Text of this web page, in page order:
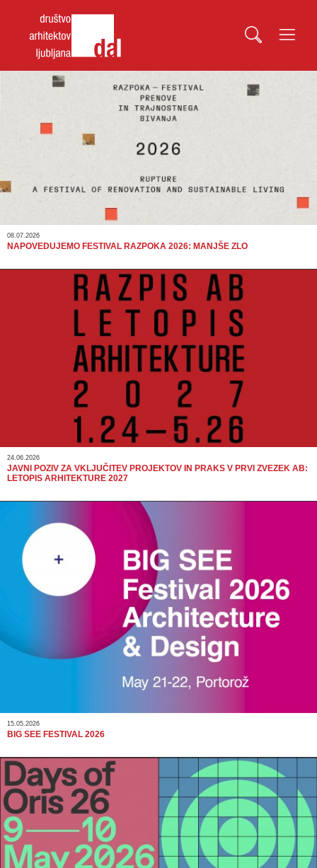
08.07.2026
NAPOVEDUJEMO FESTIVAL RAZPOKA 2026: MANJŠE ZLO
24.06.2026
JAVNI POZIV ZA VKLJUČITEV PROJEKTOV IN PRAKS V PRVI ZVEZEK AB:
LETOPIS ARHITEKTURE 2027
15.05.2026
BIG SEE FESTIVAL 2026